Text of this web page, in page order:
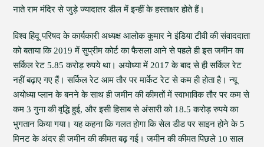
नाते राम मंदिर से जुड़े ज्यादातर डील में इन्हीं के हस्ताक्षर होते हैं।
विश्व हिंदू परिषद के कार्यकारी अध्यक्ष आलोक कुमार ने इंडिया टीवी की संवाददाता
को बताया कि 2019 में सुप्रीम कोर्ट का फैसला आने से पहले ही इस जमीन का
सर्किल रेट 5.85 करोड़ रुपये था। अयोध्या में 2017 के बाद से ही सर्किल रेट
नहीं बढ़ाए गए हैं। सर्किल रेट आम तौर पर मार्केट रेट से कम ही होता है। न्यू
अयोध्या प्लान के बनने के साथ ही जमीन की कीमतों में स्वाभाविक तौर पर कम से
कम 3 गुना की वृद्धि हुई, और इसी हिसाब से अंसारी को 18.5 करोड़ रुपये का
भुगतान किया गया। यह कहना कि गलत होगा कि सेल डीड पर साइन होने के 5
मिनट के अंदर ही जमीन की कीमत बढ़ गई। जमीन की कीमत पिछले 10 साल